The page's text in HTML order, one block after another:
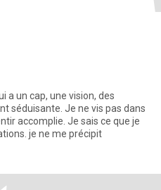
a un cap, une vision, des
séduisante. Je ne vis pas dans
accomplie. Je sais ce que je
je ne me précipit